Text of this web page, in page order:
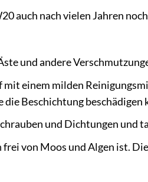
auch nach vielen Jahren
und andere
mit einem milden
Beschichtung beschädigen
und Dichtungen und
frei von Moos und Algen ist.